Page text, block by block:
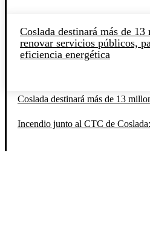
Coslada destinará más de
renovar servicios públicos,
eficiencia energética
Coslada destinará más de 13
Incendio junto al CTC de